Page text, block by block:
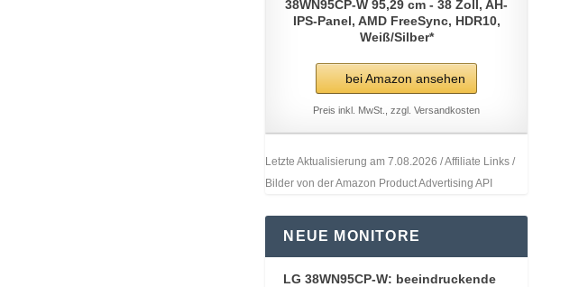
38WN95CP-W 95,29 cm - 38 Zoll, AH-
IPS-Panel, AMD FreeSync, HDR10,
Weiß/Silber*
bei Amazon ansehen
Preis inkl. MwSt., zzgl. Versandkosten
Letzte Aktualisierung am 7.08.2026 / Affiliate Links /
Bilder von der Amazon Product Advertising API
NEUE MONITORE
LG 38WN95CP-W: beeindruckende